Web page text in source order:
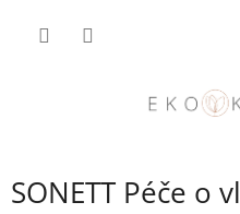
SONETT Péče o